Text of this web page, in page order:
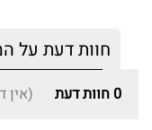
חוות דעת על
0 חוות דעת (אין